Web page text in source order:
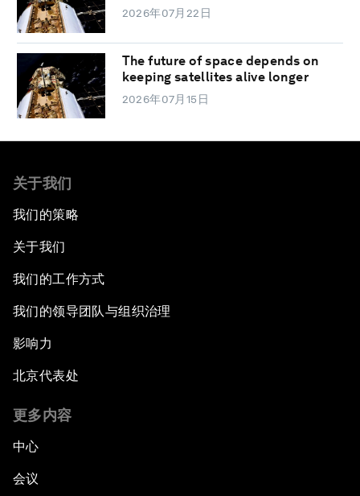
2026年07月22日
The future of space depends on
keeping satellites alive longer
2026年07月15日
关于我们
我们的策略
关于我们
我们的工作方式
我们的领导团队与组织治理
影响力
北京代表处
更多内容
中心
会议